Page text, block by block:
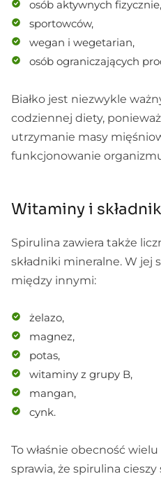
osób aktywnych fizycznie,
sportowców,
wegan i wegetarian,
osób ograniczających
Białko jest niezwykle
codziennej diety,
utrzymanie masy
funkcjonowanie
Witaminy i
Spirulina zawiera także
składniki mineralne. W jej
między innymi:
żelazo,
magnez,
potas,
witaminy z grupy B,
mangan,
cynk.
To właśnie obecność
sprawia, że spirulina